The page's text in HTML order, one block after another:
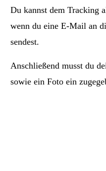
Du kannst dem Tracking
wenn du eine E-Mail an
sendest.
Anschließend musst du
sowie ein Foto ein